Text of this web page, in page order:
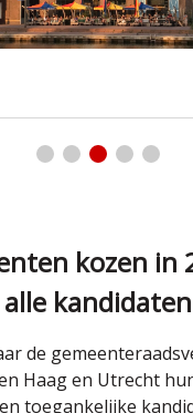
kozen in
alle kandidaten
de
Haag en Utrecht
toegankelijke